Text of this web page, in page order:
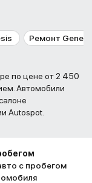
Ремонт
по цене от 2 450
Автомобили
Autospot.
с пробегом